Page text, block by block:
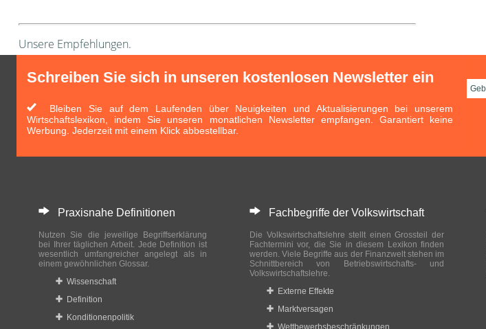
Unsere Empfehlungen.
Schreiben Sie sich in unseren kostenlosen Newsletter ein
Bleiben Sie auf dem Laufenden über Neuigkeiten und Aktualisierungen bei unserem
Wirtschaftslexikon, indem Sie unseren monatlichen Newsletter empfangen. Garantiert keine
Werbung. Jederzeit mit einem Klick abbestellbar.
Praxisnahe Definitionen
Nutzen Sie die jeweilige Begriffserklärung
bei Ihrer täglichen Arbeit. Jede Definition ist
wesentlich umfangreicher angelegt als in
einem gewöhnlichen Glossar.
Wissenschaft
Definition
Konditionenpolitik
Fachbegriffe der Volkswirtschaft
Die Volkswirtschaftslehre stellt einen Grossteil der
Fachtermini vor, die Sie in diesem Lexikon finden
werden. Viele Begriffe aus der Finanzwelt stehen im
Schnittbereich von Betriebswirtschafts- und
Volkswirtschaftslehre.
Externe Effekte
Marktversagen
Wettbewerbsbeschränkungen